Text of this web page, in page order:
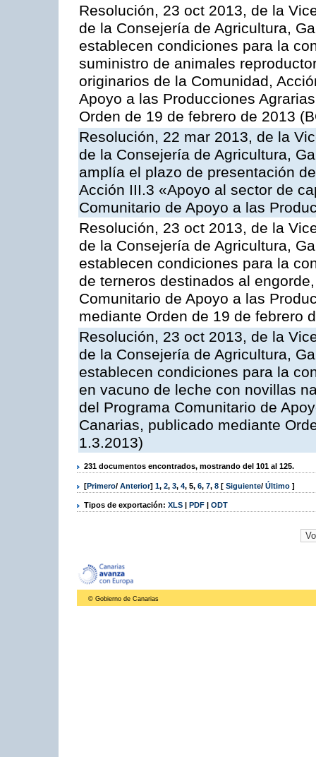
Resolución, 23 oct 2013, de la
de la Consejería de Agricultura,
establecen condiciones para la
suministro de animales
originarios de la Comunidad,
Apoyo a las Producciones
Orden de 19 de febrero de 2013
Resolución, 22 mar 2013, de la
de la Consejería de Agricultura,
amplía el plazo de presentación
Acción III.3 «Apoyo al sector de
Comunitario de Apoyo a las
Resolución, 23 oct 2013, de la
de la Consejería de Agricultura,
establecen condiciones para la
de terneros destinados al
Comunitario de Apoyo a las
mediante Orden de 19 de febrero
Resolución, 23 oct 2013, de la
de la Consejería de Agricultura,
establecen condiciones para la
en vacuno de leche con novillas
del Programa Comunitario de
Canarias, publicado mediante
1.3.2013)
231 documentos encontrados, mostrando del 101 al 125.
[Primero/ Anterior] 1, 2, 3, 4, 5, 6, 7, 8 [ Siguiente/ Último ]
Tipos de exportación: XLS | PDF | ODT
© Gobierno de Canarias